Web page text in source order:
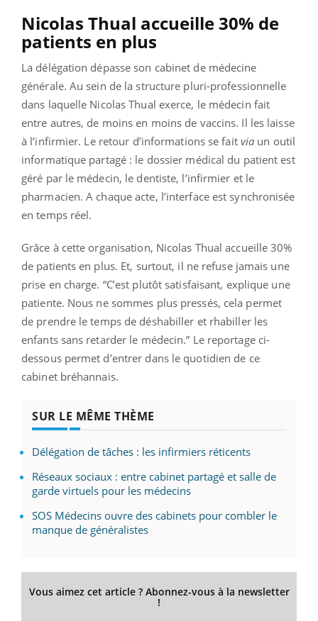
Nicolas Thual accueille 30% de
patients en plus
La délégation dépasse son cabinet de médecine
générale. Au sein de la structure pluri-professionnelle
dans laquelle Nicolas Thual exerce, le médecin fait
entre autres, de moins en moins de vaccins. Il les laisse
à l’infirmier. Le retour d’informations se fait via un outil
informatique partagé : le dossier médical du patient est
géré par le médecin, le dentiste, l’infirmier et le
pharmacien. A chaque acte, l’interface est synchronisée
en temps réel.
Grâce à cette organisation, Nicolas Thual accueille 30%
de patients en plus. Et, surtout, il ne refuse jamais une
prise en charge. “C’est plutôt satisfaisant, explique une
patiente. Nous ne sommes plus pressés, cela permet
de prendre le temps de déshabiller et rhabiller les
enfants sans retarder le médecin.” Le reportage ci-
dessous permet d’entrer dans le quotidien de ce
cabinet bréhannais.
SUR LE MÊME THÈME
Délégation de tâches : les infirmiers réticents
Réseaux sociaux : entre cabinet partagé et salle de
garde virtuels pour les médecins
SOS Médecins ouvre des cabinets pour combler le
manque de généralistes
Vous aimez cet article ? Abonnez-vous à la newsletter
!